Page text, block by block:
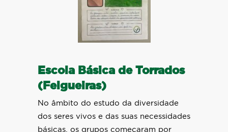
Escola Básica de Torrados
(Felgueiras)
No âmbito do estudo da diversidade
dos seres vivos e das suas necessidades
básicas, os grupos começaram por